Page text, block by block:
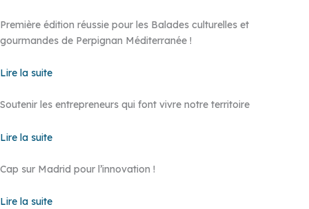
Première édition réussie pour les Balades culturelles et
gourmandes de Perpignan Méditerranée !
Lire la suite
Soutenir les entrepreneurs qui font vivre notre territoire
Lire la suite
Cap sur Madrid pour l’innovation !
Lire la suite